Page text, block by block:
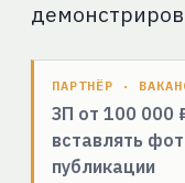
ПАРТНЁР ·
ЗП от 100 000
вставлять
публикации